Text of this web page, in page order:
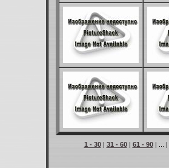
1 - 30| 31 - 60| 61 - 90| ... |